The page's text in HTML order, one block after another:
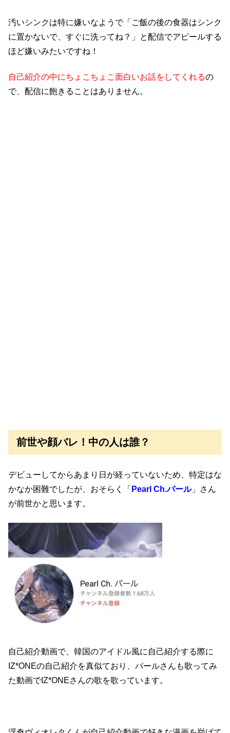
汚いシンクは特に嫌いなようで「ご飯の後の食器はシンク
に置かないで、すぐに洗ってね？」と配信でアピールする
ほど嫌いみたいですね！
自己紹介の中にちょこちょこ面白いお話をしてくれるの
で、配信に飽きることはありません。
前世や顔バレ！中の人は誰？
デビューしてからあまり日が経っていないため、特定はな
かなか困難でしたが、おそらく「 Pearl Ch.パール」さん
が前世かと思います。
自己紹介動画で、韓国のアイドル風に自己紹介する際に
IZ*ONEの自己紹介を真似ており、パールさんも歌ってみ
た動画でIZ*ONEさんの歌を歌っています。